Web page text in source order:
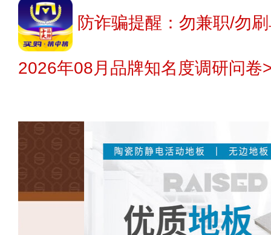
防诈骗提醒：勿兼职/勿
2026年08月品牌知名度调研问卷